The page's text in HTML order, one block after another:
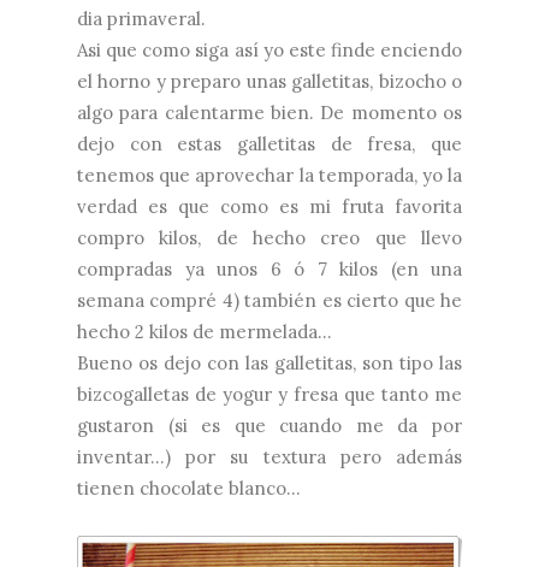
dia primaveral.
Asi que como siga así yo este finde enciendo
el horno y preparo unas galletitas, bizocho o
algo para calentarme bien. De momento os
dejo con estas galletitas de fresa, que
tenemos que aprovechar la temporada, yo la
verdad es que como es mi fruta favorita
compro kilos, de hecho creo que llevo
compradas ya unos 6 ó 7 kilos (en una
semana compré 4) también es cierto que he
hecho 2 kilos de mermelada...
Bueno os dejo con las galletitas, son tipo las
bizcogalletas de yogur y fresa que tanto me
gustaron (si es que cuando me da por
inventar...) por su textura pero además
tienen chocolate blanco...